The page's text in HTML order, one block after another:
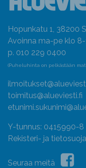
Hopunkatu 1, 38200
Avoinna ma-pe klo 8-
p. 010 229 0400
(Puheluhinta on pelkästään
toimitus@alueviesti.fi
Y-tunnus: 0415990-8
Rekisteri- ja
Seuraa meitä